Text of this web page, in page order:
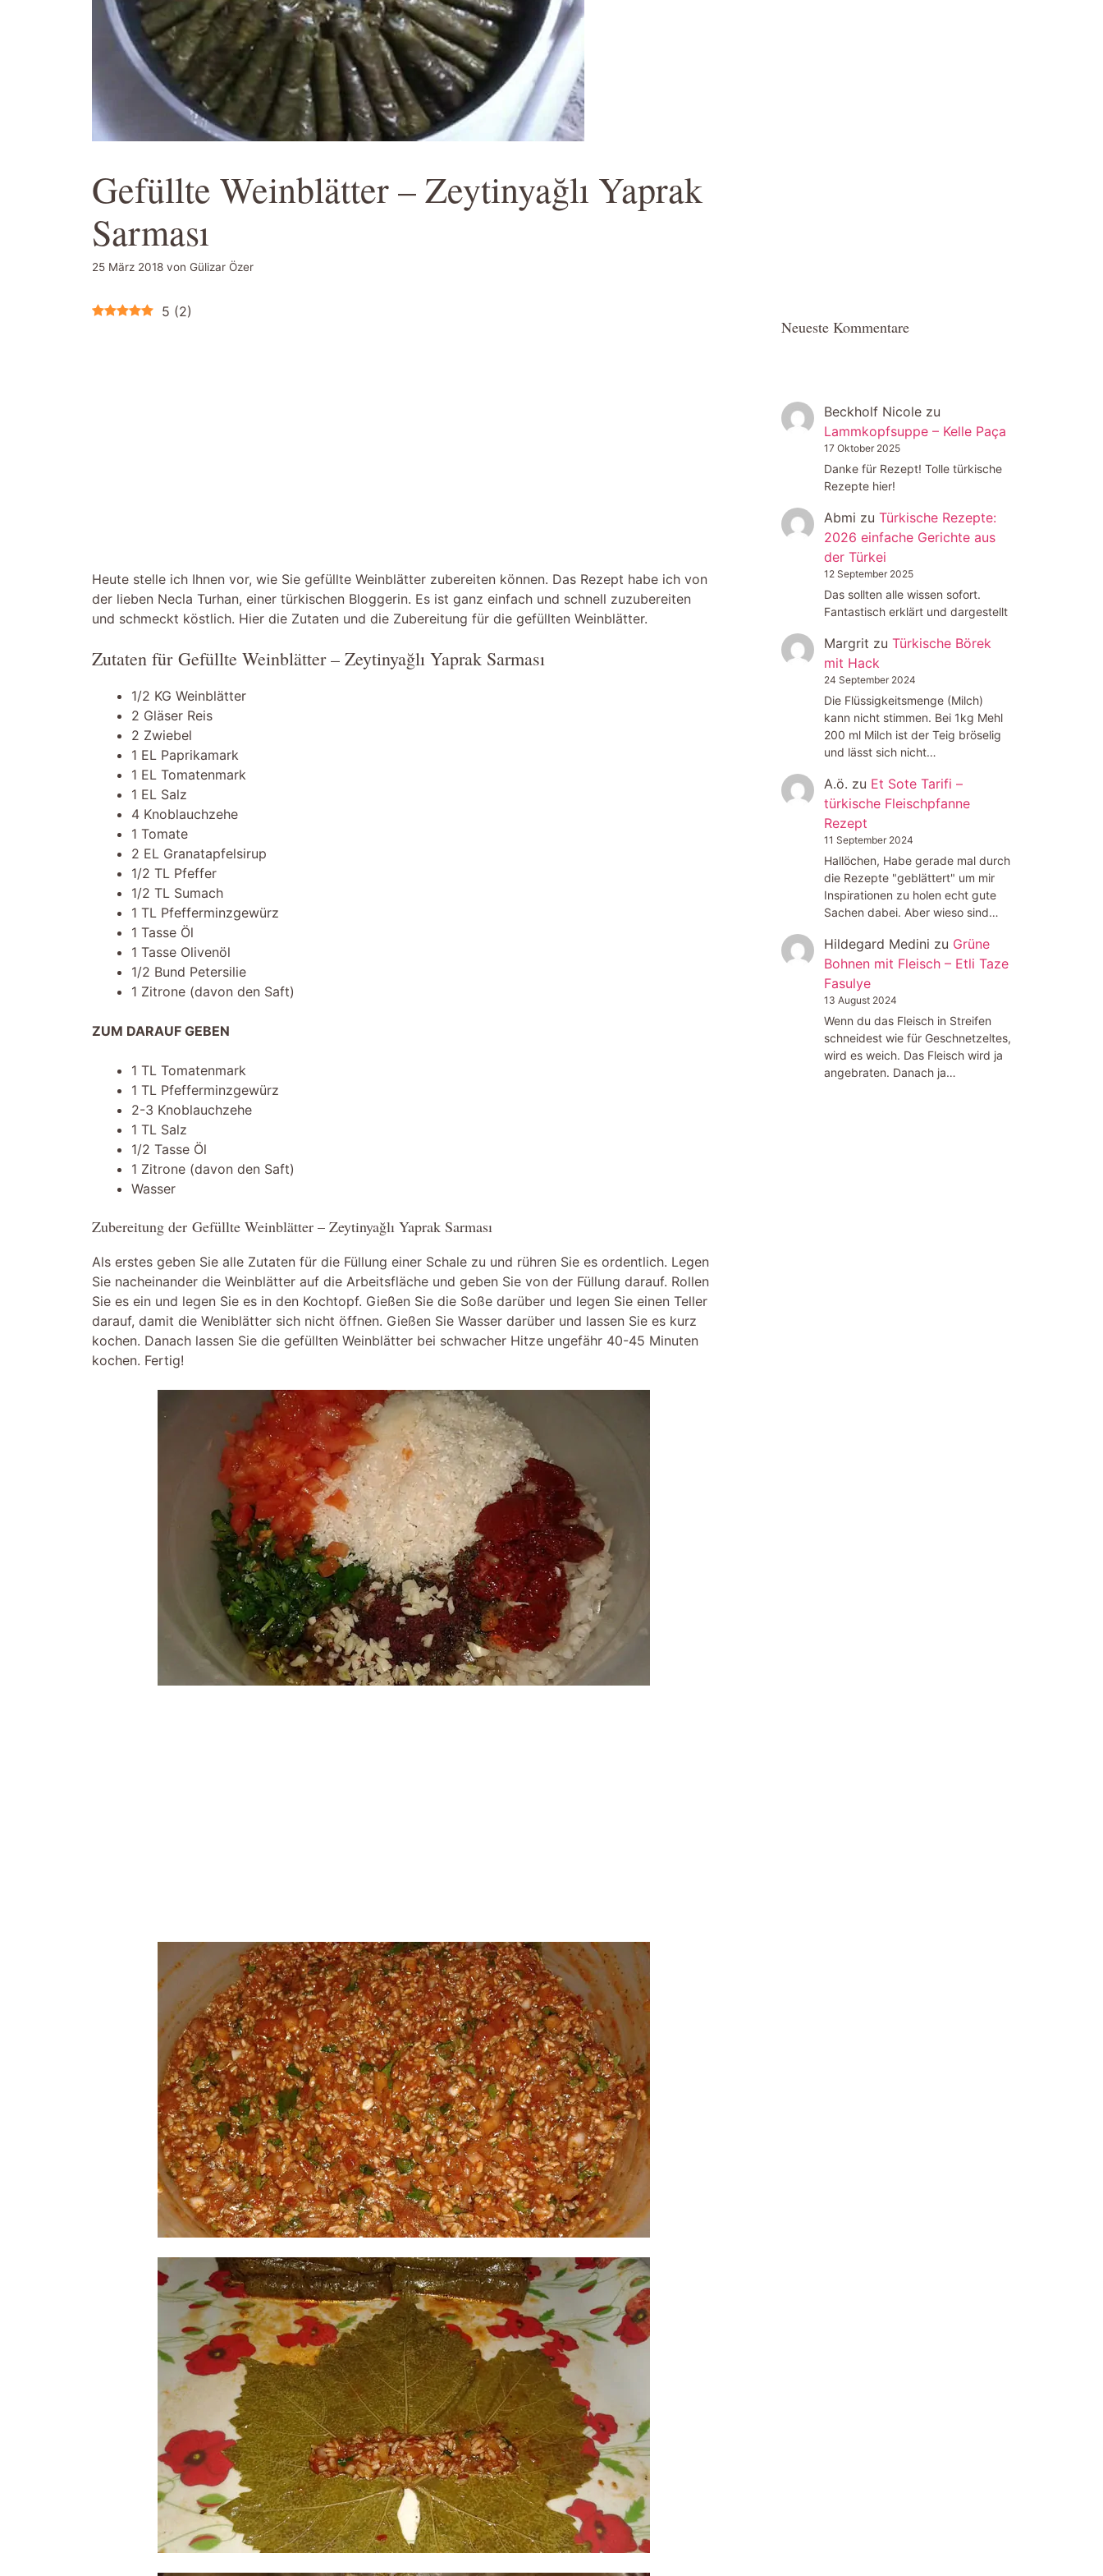
Gefüllte Weinblätter – Zeytinyağlı Yaprak
Sarması
25 März 2018 von Gülizar Özer
5 (2)
Heute stelle ich Ihnen vor, wie Sie gefüllte Weinblätter zubereiten können. Das Rezept habe ich von
der lieben Necla Turhan, einer türkischen Bloggerin. Es ist ganz einfach und schnell zuzubereiten
und schmeckt köstlich. Hier die Zutaten und die Zubereitung für die gefüllten Weinblätter.
Zutaten für Gefüllte Weinblätter – Zeytinyağlı Yaprak Sarması
1/2 KG Weinblätter
2 Gläser Reis
2 Zwiebel
1 EL Paprikamark
1 EL Tomatenmark
1 EL Salz
4 Knoblauchzehe
1 Tomate
2 EL Granatapfelsirup
1/2 TL Pfeffer
1/2 TL Sumach
1 TL Pfefferminzgewürz
1 Tasse Öl
1 Tasse Olivenöl
1/2 Bund Petersilie
1 Zitrone (davon den Saft)
ZUM DARAUF GEBEN
1 TL Tomatenmark
1 TL Pfefferminzgewürz
2-3 Knoblauchzehe
1 TL Salz
1/2 Tasse Öl
1 Zitrone (davon den Saft)
Wasser
Zubereitung der Gefüllte Weinblätter – Zeytinyağlı Yaprak Sarması
Als erstes geben Sie alle Zutaten für die Füllung einer Schale zu und rühren Sie es ordentlich. Legen
Sie nacheinander die Weinblätter auf die Arbeitsfläche und geben Sie von der Füllung darauf. Rollen
Sie es ein und legen Sie es in den Kochtopf. Gießen Sie die Soße darüber und legen Sie einen Teller
darauf, damit die Weniblätter sich nicht öffnen. Gießen Sie Wasser darüber und lassen Sie es kurz
kochen. Danach lassen Sie die gefüllten Weinblätter bei schwacher Hitze ungefähr 40-45 Minuten
kochen. Fertig!
Neueste Kommentare
Beckholf Nicole zu
Lammkopfsuppe – Kelle Paça
17 Oktober 2025
Danke für Rezept! Tolle türkische
Rezepte hier!
Abmi zu Türkische Rezepte:
2026 einfache Gerichte aus
der Türkei
12 September 2025
Das sollten alle wissen sofort.
Fantastisch erklärt und dargestellt
Margrit zu Türkische Börek
mit Hack
24 September 2024
Die Flüssigkeitsmenge (Milch)
kann nicht stimmen. Bei 1kg Mehl
200 ml Milch ist der Teig bröselig
und lässt sich nicht…
A.ö. zu Et Sote Tarifi –
türkische Fleischpfanne
Rezept
11 September 2024
Hallöchen, Habe gerade mal durch
die Rezepte "geblättert" um mir
Inspirationen zu holen echt gute
Sachen dabei. Aber wieso sind…
Hildegard Medini zu Grüne
Bohnen mit Fleisch – Etli Taze
Fasulye
13 August 2024
Wenn du das Fleisch in Streifen
schneidest wie für Geschnetzeltes,
wird es weich. Das Fleisch wird ja
angebraten. Danach ja…